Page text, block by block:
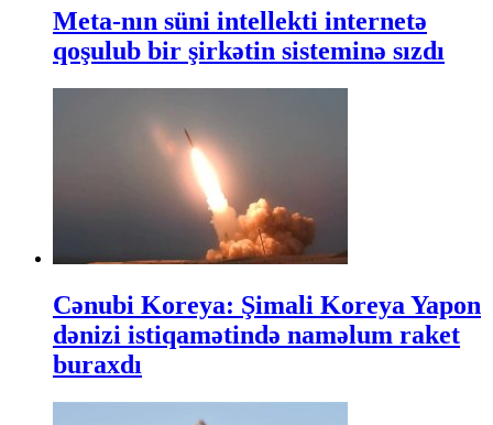
Meta-nın süni intellekti internetə
qoşulub bir şirkətin sisteminə sızdı
Cənubi Koreya: Şimali Koreya Yapon
dənizi istiqamətində naməlum raket
buraxdı